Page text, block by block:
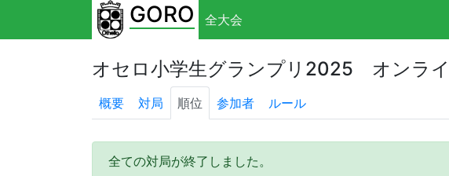
GORO 全大会
オセロ小学生グランプリ2025 オンライ
概要 対局 順位 参加者 ルール
全ての対局が終了しました。